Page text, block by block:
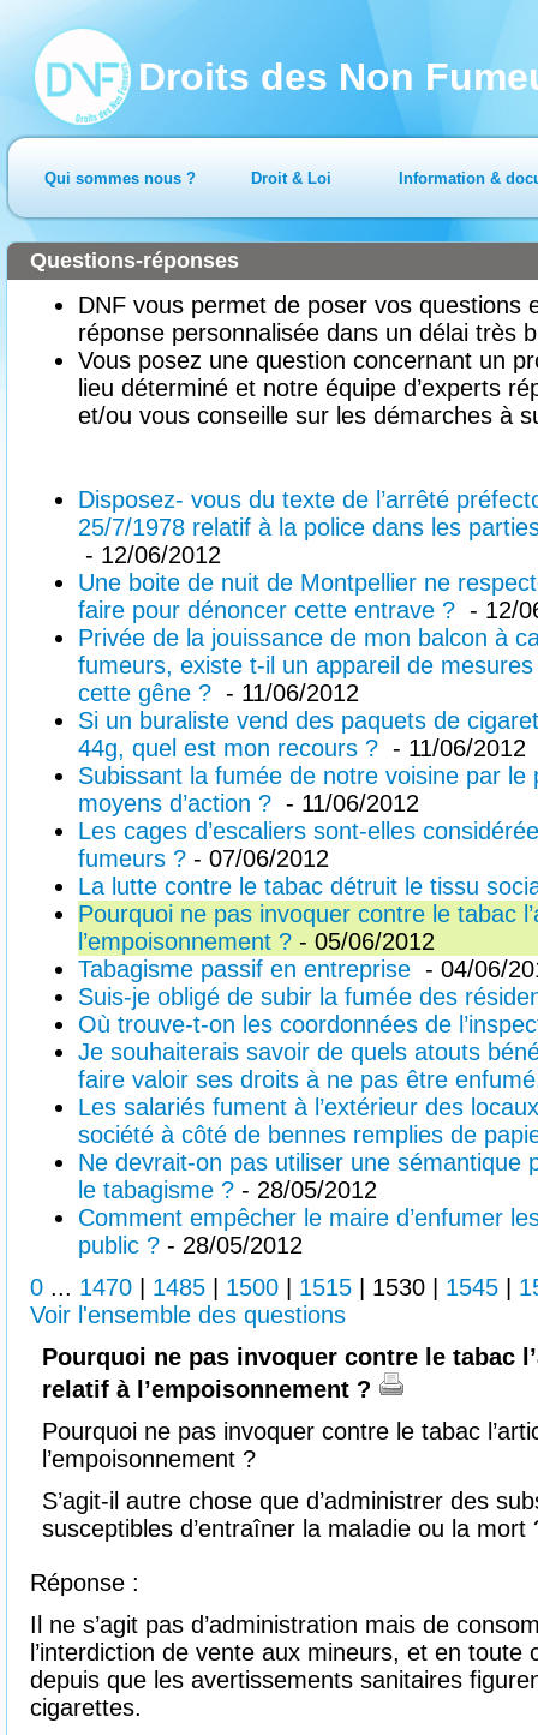
Droits des Non
Qui sommes nous ? Droit & Loi Information &
DNF vous permet de poser vos questions
réponse personnalisée dans un délai très
Vous posez une question concernant un
lieu déterminé et notre équipe d’experts
et/ou vous conseille sur les démarches à
Questions-réponses
Disposez- vous du texte de l’arrêté
25/7/1978 relatif à la police dans les
- 12/06/2012
Une boite de nuit de Montpellier ne
faire pour dénoncer cette entrave ? - 12/
Privée de la jouissance de mon balcon à
fumeurs, existe t-il un appareil de
cette gêne ? - 11/06/2012
Si un buraliste vend des paquets de
44g, quel est mon recours ? - 11/06/2012
Subissant la fumée de notre voisine par le
moyens d’action ? - 11/06/2012
Les cages d’escaliers sont-elles
fumeurs ? - 07/06/2012
La lutte contre le tabac détruit le tissu
Pourquoi ne pas invoquer contre le tabac
l’empoisonnement ? - 05/06/2012
Tabagisme passif en entreprise - 04/06/
Suis-je obligé de subir la fumée des
Où trouve-t-on les coordonnées de
Je souhaiterais savoir de quels atouts
faire valoir ses droits à ne pas être
Les salariés fument à l’extérieur des
société à côté de bennes remplies de
Ne devrait-on pas utiliser une sémantique
le tabagisme ? - 28/05/2012
Comment empêcher le maire d’enfumer
public ? - 28/05/2012
0 ... 1470 1485 1500 1515 1530 1545
Voir l'ensemble des questions
Pourquoi ne pas invoquer contre le tabac
relatif à l’empoisonnement ?
Pourquoi ne pas invoquer contre le tabac
l’empoisonnement ?
S’agit-il autre chose que d’administrer des
susceptibles d’entraîner la maladie ou la mort
Réponse :
Il ne s’agit pas d’administration mais de
l’interdiction de vente aux mineurs, et en toute
depuis que les avertissements sanitaires
cigarettes.